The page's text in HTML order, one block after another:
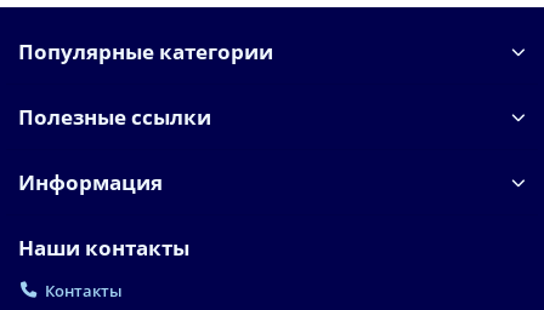
Популярные категории
Полезные ссылки
Информация
Наши контакты
Контакты